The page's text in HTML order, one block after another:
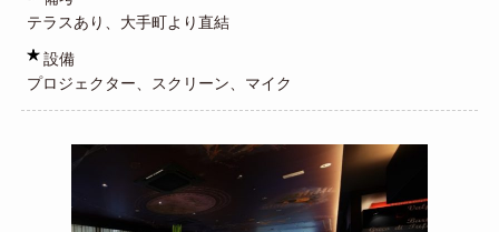
テラスあり、大手町より直結
設備
プロジェクター、スクリーン、マイク